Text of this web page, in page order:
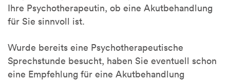
Ihre Psychotherapeutin, ob eine Akutbehandlung
für Sie sinnvoll ist.
Wurde bereits eine Psychotherapeutische
Sprechstunde besucht, haben Sie eventuell schon
eine Empfehlung für eine Akutbehandlung